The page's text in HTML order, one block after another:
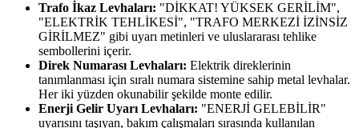
Trafo İkaz Levhaları: "DİKKAT! YÜKSEK GERİLİM",
"ELEKTRİK TEHLİKESİ", "TRAFO MERKEZİ İZİNSİZ
GİRİLMEZ" gibi uyarı metinleri ve uluslararası tehlike
sembollerini içerir.
Direk Numarası Levhaları: Elektrik direklerinin
tanımlanması için sıralı numara sistemine sahip metal levhalar.
Her iki yüzden okunabilir şekilde monte edilir.
Enerji Gelir Uyarı Levhaları: "ENERJİ GELEBİLİR"
uyarısını taşıyan, bakım çalışmaları sırasında kullanılan